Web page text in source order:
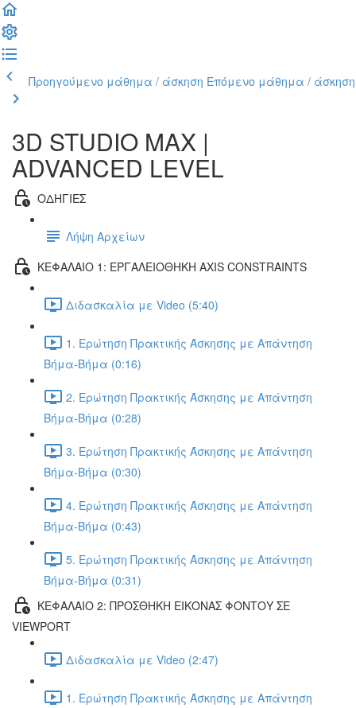
Προηγούμενο μάθημα / άσκηση Επόμενο μάθημα / άσκηση
3D STUDIO MAX |
ADVANCED LEVEL
ΟΔΗΓΙΕΣ
Λήψη Αρχείων
ΚΕΦΑΛΑΙΟ 1: ΕΡΓΑΛΕΙΟΘΗΚΗ AXIS CONSTRAINTS
Διδασκαλία με Video (5:40)
1. Ερώτηση Πρακτικής Άσκησης με Απάντηση
Βήμα-Βήμα (0:16)
2. Ερώτηση Πρακτικής Άσκησης με Απάντηση
Βήμα-Βήμα (0:28)
3. Ερώτηση Πρακτικής Άσκησης με Απάντηση
Βήμα-Βήμα (0:30)
4. Ερώτηση Πρακτικής Άσκησης με Απάντηση
Βήμα-Βήμα (0:43)
5. Ερώτηση Πρακτικής Άσκησης με Απάντηση
Βήμα-Βήμα (0:31)
ΚΕΦΑΛΑΙΟ 2: ΠΡΟΣΘΗΚΗ ΕΙΚΟΝΑΣ ΦΟΝΤΟΥ ΣΕ
VIEWPORT
Διδασκαλία με Video (2:47)
1. Ερώτηση Πρακτικής Άσκησης με Απάντηση